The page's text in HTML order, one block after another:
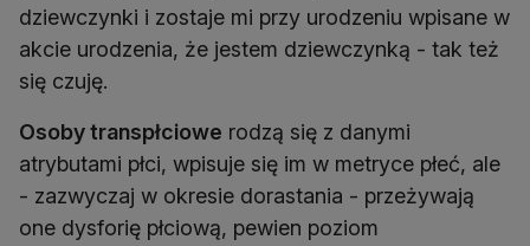
dziewczynki i zostaje mi przy urodzeniu wpisane w
akcie urodzenia, że jestem dziewczynką - tak też
się czuję.
Osoby transpłciowe rodzą się z danymi
atrybutami płci, wpisuje się im w metryce płeć, ale
- zazwyczaj w okresie dorastania - przeżywają
one dysforię płciową, pewien poziom